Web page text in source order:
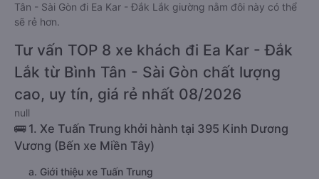
Tân - Sài Gòn đi Ea Kar - Đắk Lắk giường nằm đôi này có thể
sẽ rẻ hơn.
Tư vấn TOP 8 xe khách đi Ea Kar - Đắk
Lắk từ Bình Tân - Sài Gòn chất lượng
cao, uy tín, giá rẻ nhất 08/2026
null
🚌 1. Xe Tuấn Trung khởi hành tại 395 Kinh Dương
Vương (Bến xe Miền Tây)
a. Giới thiệu xe Tuấn Trung